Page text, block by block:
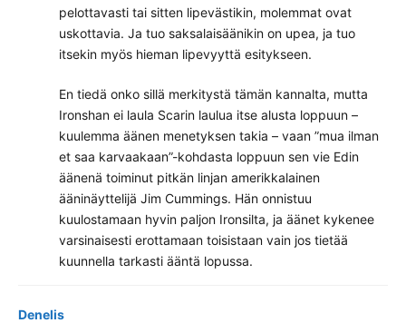
pelottavasti tai sitten lipevästikin, molemmat ovat
uskottavia. Ja tuo saksalaisäänikin on upea, ja tuo
itsekin myös hieman lipevyyttä esitykseen.
En tiedä onko sillä merkitystä tämän kannalta, mutta
Ironshan ei laula Scarin laulua itse alusta loppuun –
kuulemma äänen menetyksen takia – vaan ”mua ilman
et saa karvaakaan”-kohdasta loppuun sen vie Edin
äänenä toiminut pitkän linjan amerikkalainen
ääninäyttelijä Jim Cummings. Hän onnistuu
kuulostamaan hyvin paljon Ironsilta, ja äänet kykenee
varsinaisesti erottamaan toisistaan vain jos tietää
kuunnella tarkasti ääntä lopussa.
Denelis